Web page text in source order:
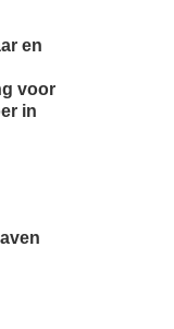
en
voor
in